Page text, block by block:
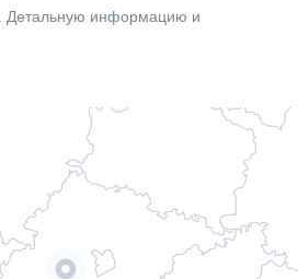
Водонагреватели
Детальную информацию и